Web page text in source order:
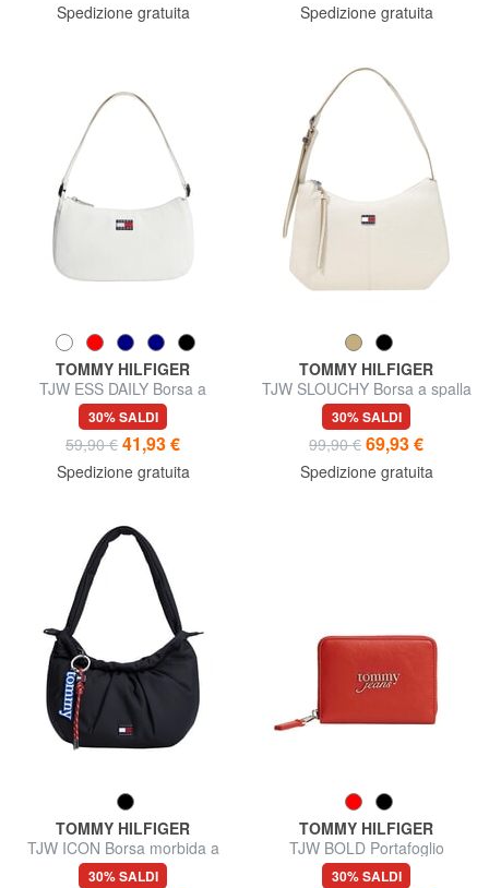
Spedizione gratuita Spedizione gratuita
TOMMY HILFIGER
TJW ESS DAILY Borsa a
spalla
30% SALDI
59,90 € 41,93 €
Spedizione gratuita
TOMMY HILFIGER
TJW SLOUCHY Borsa a spalla
30% SALDI
99,90 € 69,93 €
Spedizione gratuita
TOMMY HILFIGER
TJW ICON Borsa morbida a
spalla
30% SALDI
TOMMY HILFIGER
TJW BOLD Portafoglio
compatto
30% SALDI